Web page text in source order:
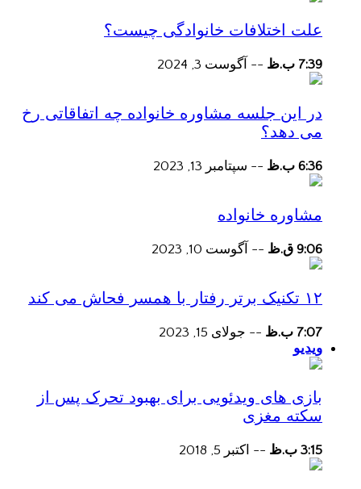
علت اختلافات خانوادگی چیست؟
7:39 ب.ظ -- آگوست 3, 2024
در این جلسه مشاوره خانواده چه اتفاقاتی رخ
می دهد؟
6:36 ب.ظ -- سپتامبر 13, 2023
مشاوره خانواده
9:06 ق.ظ -- آگوست 10, 2023
۱۲ تکنیک برتر رفتار با همسر فحاش می کند
7:07 ب.ظ -- جولای 15, 2023
ویدیو
بازی های ویدئویی برای بهبود تحرک پس از
سکته مغزی
3:15 ب.ظ -- اکتبر 5, 2018